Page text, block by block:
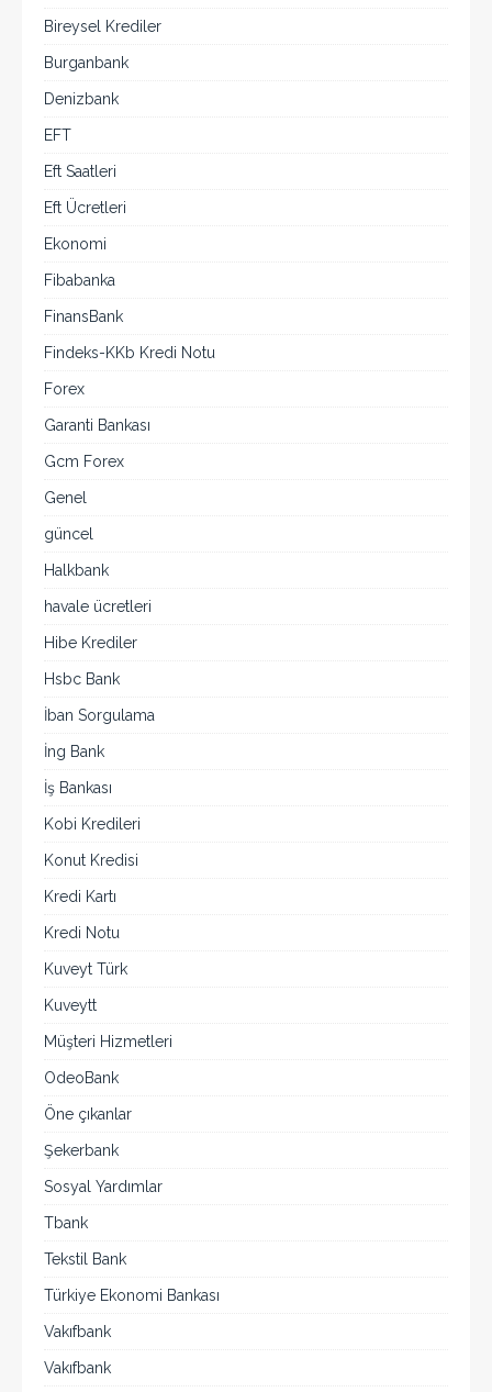
Bireysel Krediler
Burganbank
Denizbank
EFT
Eft Saatleri
Eft Ücretleri
Ekonomi
Fibabanka
FinansBank
Findeks-KKb Kredi Notu
Forex
Garanti Bankası
Gcm Forex
Genel
güncel
Halkbank
havale ücretleri
Hibe Krediler
Hsbc Bank
İban Sorgulama
İng Bank
İş Bankası
Kobi Kredileri
Konut Kredisi
Kredi Kartı
Kredi Notu
Kuveyt Türk
Kuveytt
Müşteri Hizmetleri
OdeoBank
Öne çıkanlar
Şekerbank
Sosyal Yardımlar
Tbank
Tekstil Bank
Türkiye Ekonomi Bankası
Vakıfbank
Vakıfbank